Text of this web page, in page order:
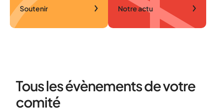
Soutenir Notre actu
Tous les évènements de votre
comité